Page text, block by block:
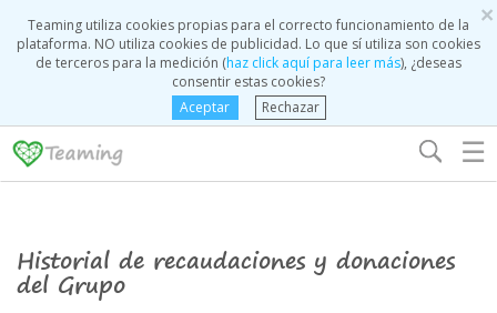
×
Teaming utiliza cookies propias para el correcto funcionamiento de la
plataforma. NO utiliza cookies de publicidad. Lo que sí utiliza son cookies
de terceros para la medición (haz click aquí para leer más), ¿deseas
consentir estas cookies?
Aceptar
Rechazar
☰
Historial de recaudaciones y donaciones
del Grupo